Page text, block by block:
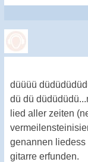
düüüü
dü dü
lied aller zeiten
genannen
gitarre erfunden.